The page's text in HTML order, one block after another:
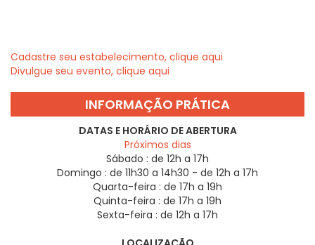
Cadastre seu estabelecimento, clique aqui
Divulgue seu evento, clique aqui
INFORMAÇÃO PRÁTICA
DATAS E HORÁRIO DE ABERTURA
Próximos dias
Sábado : de 12h a 17h
Domingo : de 11h30 a 14h30 - de 12h a 17h
Quarta-feira : de 17h a 19h
Quinta-feira : de 17h a 19h
Sexta-feira : de 12h a 17h